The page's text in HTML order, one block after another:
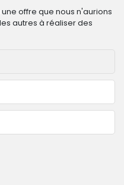
offre que nous n'aurions
autres à réaliser des